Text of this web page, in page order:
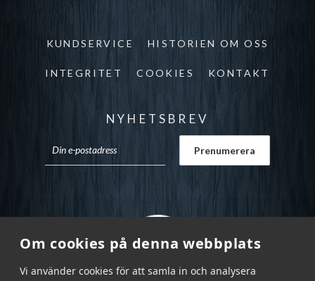
Om cookies på denna webbplats
Vi använder cookies för att samla in och analysera
KUNDSERVICE HISTORIEN OM OSS
INTEGRITET COOKIES KONTAKT
NYHETSBREV